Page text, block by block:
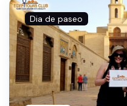
Dia de paseo